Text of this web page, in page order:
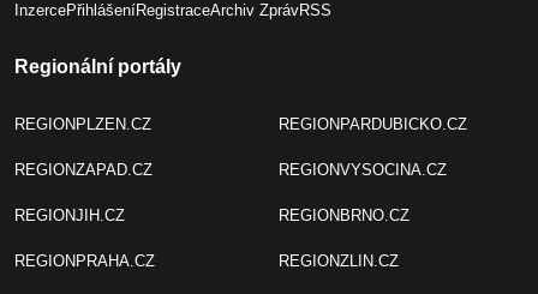
InzercePřihlášeníRegistraceArchiv ZprávRSS
Regionální portály
REGIONPLZEN.CZ
REGIONZAPAD.CZ
REGIONJIH.CZ
REGIONPRAHA.CZ
REGIONPARDUBICKO.CZ
REGIONVYSOCINA.CZ
REGIONBRNO.CZ
REGIONZLIN.CZ